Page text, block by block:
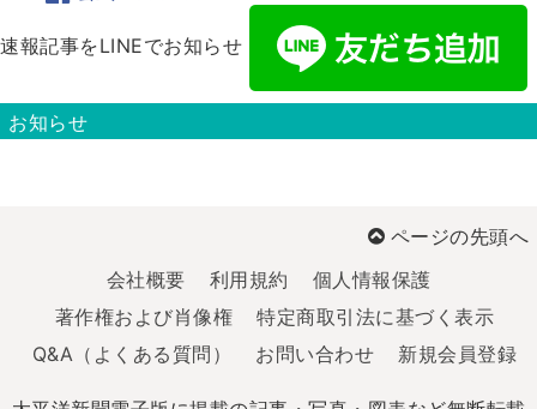
速報記事をLINEでお知らせ
お知らせ
ページの先頭へ
会社概要
利用規約
個人情報保護
著作権および肖像権
特定商取引法に基づく表示
Q&A（よくある質問）
お問い合わせ 新規会員登録